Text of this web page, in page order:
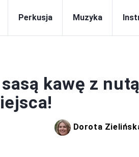
Perkusja Muzyka
kawę z
Dorota